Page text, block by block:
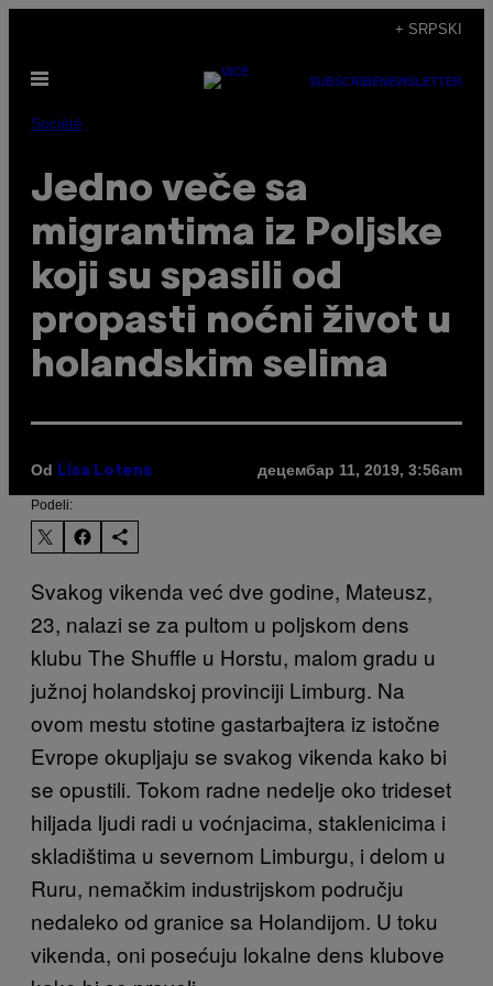
садржај
+ SRPSKI
Otvori
SUBSCRIBENEWSLETTER
Société
Jedno veče sa
migrantima iz Poljske
koji su spasili od
propasti noćni život u
holandskim selima
Od Lisa Lotens децембар 11, 2019, 3:56am
Podeli:
Svakog vikenda već dve godine, Mateusz,
23, nalazi se za pultom u poljskom dens
klubu The Shuffle u Horstu, malom gradu u
južnoj holandskoj provinciji Limburg. Na
ovom mestu stotine gastarbajtera iz istočne
Evrope okupljaju se svakog vikenda kako bi
se opustili. Tokom radne nedelje oko trideset
hiljada ljudi radi u voćnjacima, staklenicima i
skladištima u severnom Limburgu, i delom u
Ruru, nemačkim industrijskom području
nedaleko od granice sa Holandijom. U toku
vikenda, oni posećuju lokalne dens klubove